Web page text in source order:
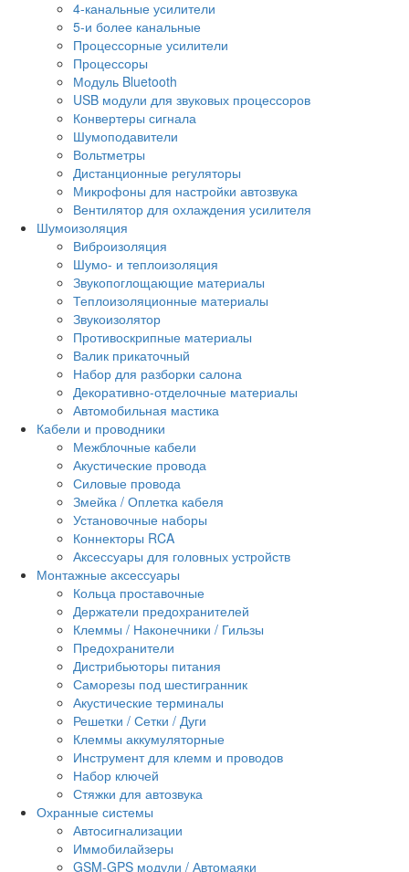
4-канальные усилители
5-и более канальные
Процессорные усилители
Процессоры
Модуль Bluetooth
USB модули для звуковых процессоров
Конвертеры сигнала
Шумоподавители
Вольтметры
Дистанционные регуляторы
Микрофоны для настройки автозвука
Вентилятор для охлаждения усилителя
Шумоизоляция
Виброизоляция
Шумо- и теплоизоляция
Звукопоглощающие материалы
Теплоизоляционные материалы
Звукоизолятор
Противоскрипные материалы
Валик прикаточный
Набор для разборки салона
Декоративно-отделочные материалы
Автомобильная мастика
Кабели и проводники
Межблочные кабели
Акустические провода
Силовые провода
Змейка / Оплетка кабеля
Установочные наборы
Коннекторы RCA
Аксессуары для головных устройств
Монтажные аксессуары
Кольца проставочные
Держатели предохранителей
Клеммы / Наконечники / Гильзы
Предохранители
Дистрибьюторы питания
Саморезы под шестигранник
Акустические терминалы
Решетки / Сетки / Дуги
Клеммы аккумуляторные
Инструмент для клемм и проводов
Набор ключей
Стяжки для автозвука
Охранные системы
Автосигнализации
Иммобилайзеры
GSM-GPS модули / Автомаяки